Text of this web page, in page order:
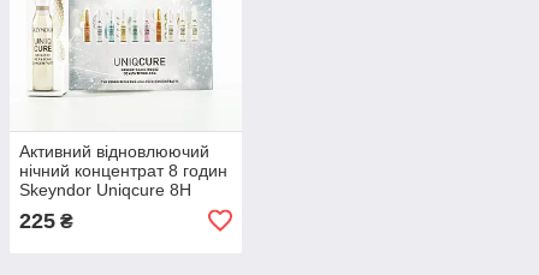
Активний відновлюючий
нічний концентрат 8 годин
Skeyndor Uniqcure 8H
night repairing concentrate
225 ₴